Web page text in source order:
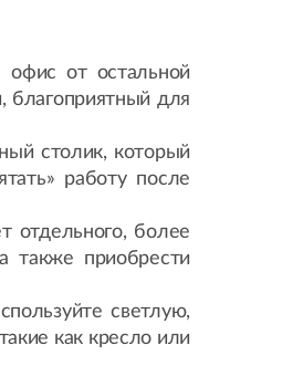
офис от остальной
для
столик, который
работу после
отдельного, более
также приобрести
светлую,
как кресло или